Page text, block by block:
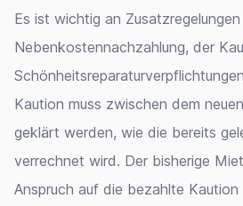
Es ist wichtig an
Nebenkostennachzahlung, der
Kaution muss zwischen dem
geklärt werden, wie die bereits
verrechnet wird. Der bisherige
Anspruch auf die bezahlte